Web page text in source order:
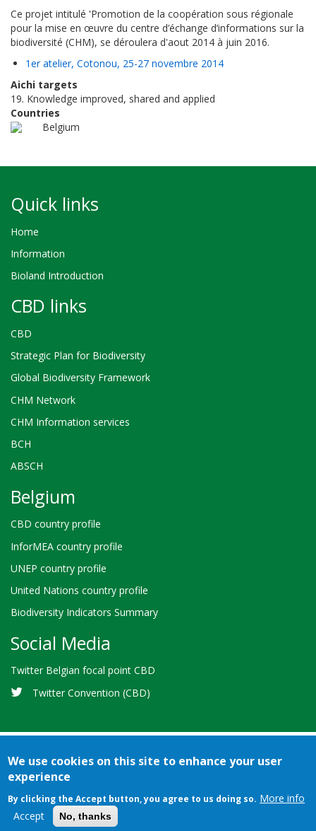
Ce projet intitulé 'Promotion de la coopération sous régionale
pour la mise en œuvre du centre d’échange d’informations sur la
biodiversité (CHM), se déroulera d'aout 2014 à juin 2016.
1er atelier, Cotonou, 25-27 novembre 2014
Aichi targets
19. Knowledge improved, shared and applied
Countries
Belgium
Quick links
Home
Information
Bioland Introduction
CBD links
CBD
Strategic Plan for Biodiversity
Global Biodiversity Framework
CHM Network
CHM Information services
BCH
ABSCH
Belgium
CBD country profile
InforMEA country profile
UNEP country profile
United Nations country profile
Biodiversity Indicators Summary
Social Media
Twitter Belgian focal point CBD
Twitter Convention (CBD)
-
Credits
Convention on Biological Diversity
We use cookies on this site to enhance your user
experience
By clicking the Accept button, you agree to us doing so. More info
Accept
No, thanks